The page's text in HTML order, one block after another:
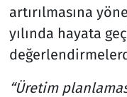
artırılmasına
yılında hayata
“Üretim